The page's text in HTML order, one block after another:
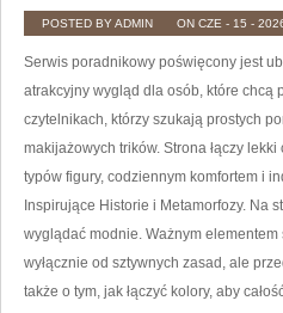
POSTED BY ADMIN ON CZE - 15 -
Serwis poradnikowy poświęcony jest
atrakcyjny wygląd dla osób, które chcą
czytelnikach, którzy szukają prostych
makijażowych trików. Strona łączy
typów figury, codziennym komfortem i
Inspirujące Historie i Metamorfozy. Na
wyglądać modnie. Ważnym
wyłącznie od sztywnych zasad, ale
także o tym, jak łączyć kolory, aby